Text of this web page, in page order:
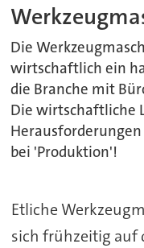
Die
wirtschaftlich ein
die Branche mit
Die wirtschaftliche
bei 'Produktion'!
Etliche
sich frühzeitig auf